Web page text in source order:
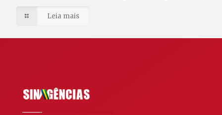
Leia mais